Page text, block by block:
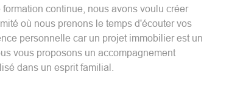
continue, nous avons voulu créer
où nous prenons le temps d'écouter vos
personnelle car un projet immobilier est un
vous proposons un accompagnement
dans un esprit familial.